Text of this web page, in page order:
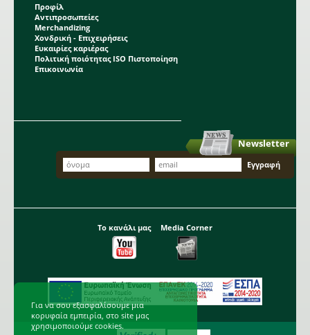
Προφίλ
Αντιπροσωπείες
Merchandizing
Χονδρική - Επιχειρήσεις
Ευκαιρίες καριέρας
Πολιτική ποιότητας ISO Πιστοποίηση
Επικοινωνία
Newsletter
Το κανάλι μας Media Corner
Για να σου εξασφαλίσουμε μια
κορυφαία εμπειρία, στο site μας
χρησιμοποιούμε cookies.